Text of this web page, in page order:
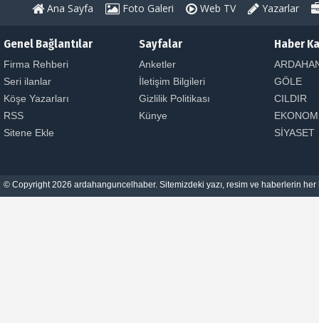
Ana Sayfa Foto Galeri Web TV Yazarlar
Genel Bağlantılar
Firma Rehberi
Seri ilanlar
Köşe Yazarları
RSS
Sitene Ekle
Sayfalar
Anketler
İletişim Bilgileri
Gizlilik Politikası
Künye
Haber
GÖLE
CILDIR
SİYASET
© Copyright 2026 ardahanguncelhaber. Sitemizdeki yazı, resim ve haberlerin her